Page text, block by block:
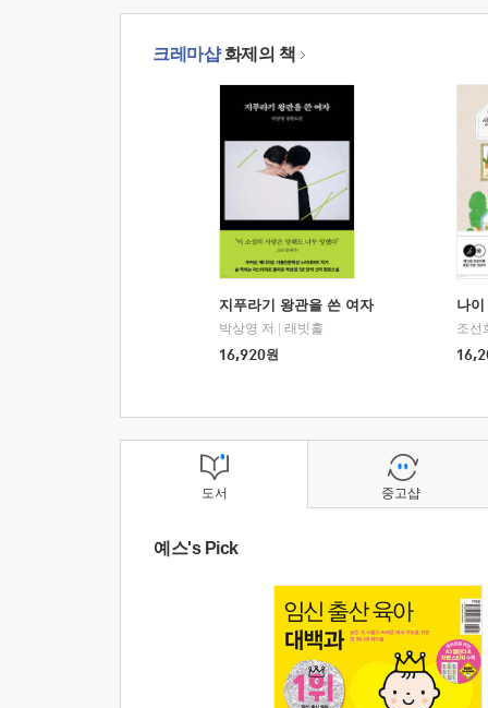
크레마샵화제의 책
지푸라기 왕관을 쓴 여자
박상영 저
래빗홀
16,920원
나
조선
도서
예스's Pick
중고샵